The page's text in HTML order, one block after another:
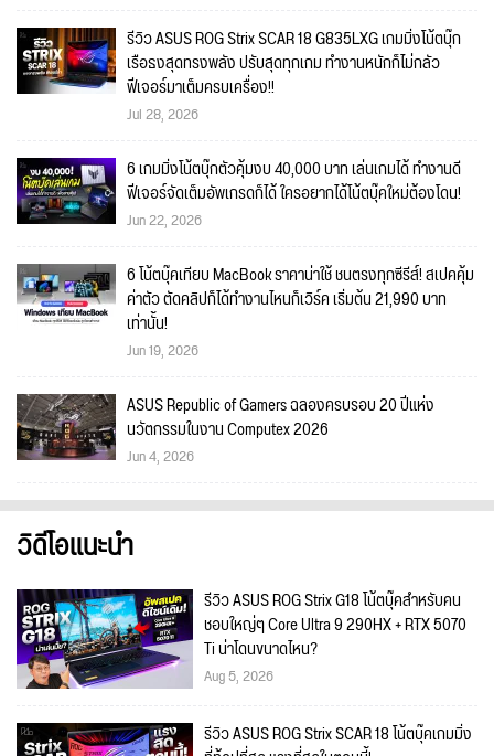
รีวิว ASUS ROG Strix SCAR 18 G835LXG เกมมิ่งโน้ตบุ๊ก
เรือธงสุดทรงพลัง ปรับสุดทุกเกม ทำงานหนักก็ไม่กลัว
ฟีเจอร์มาเต็มครบเครื่อง!!
Jul 28, 2026
6 เกมมิ่งโน้ตบุ๊กตัวคุ้มงบ 40,000 บาท เล่นเกมได้ ทำงานดี
ฟีเจอร์จัดเต็มอัพเกรดก็ได้ ใครอยากได้โน้ตบุ๊คใหม่ต้องโดน!
Jun 22, 2026
6 โน้ตบุ๊คเทียบ MacBook ราคาน่าใช้ ชนตรงทุกซีรีส์! สเปคคุ้ม
ค่าตัว ตัดคลิปก็ได้ทำงานไหนก็เวิร์ค เริ่มต้น 21,990 บาท
เท่านั้น!
Jun 19, 2026
ASUS Republic of Gamers ฉลองครบรอบ 20 ปีแห่ง
นวัตกรรมในงาน Computex 2026
Jun 4, 2026
วิดีโอแนะนำ
รีวิว ASUS ROG Strix G18 โน้ตบุ๊คสำหรับคน
ชอบใหญ่ๆ Core Ultra 9 290HX + RTX 5070
Ti น่าโดนขนาดไหน?
Aug 5, 2026
รีวิว ASUS ROG Strix SCAR 18 โน้ตบุ๊คเกมมิ่ง